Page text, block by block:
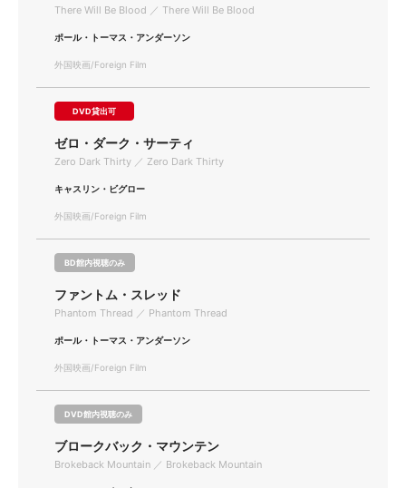
There Will Be Blood ／ There Will Be Blood
ポール・トーマス・アンダーソン
外国映画/Foreign Film
DVD貸出可
ゼロ・ダーク・サーティ
Zero Dark Thirty ／ Zero Dark Thirty
キャスリン・ビグロー
外国映画/Foreign Film
BD館内視聴のみ
ファントム・スレッド
Phantom Thread ／ Phantom Thread
ポール・トーマス・アンダーソン
外国映画/Foreign Film
DVD館内視聴のみ
ブロークバック・マウンテン
Brokeback Mountain ／ Brokeback Mountain